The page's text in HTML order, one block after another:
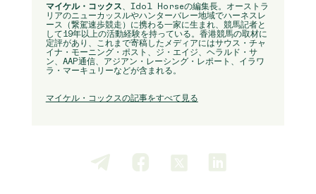
マイケル・コックス 、Idol Horseの編集長。オーストラ
リアのニューカッスルやハンターバレー地域でハーネスレ
ース（繋駕速歩競走）に携わる一家に生まれ、競馬記者と
して19年以上の活動経験を持っている。香港競馬の取材に
定評があり、これまで寄稿したメディアにはサウス・チャ
イナ・モーニング・ポスト、ジ・エイジ、ヘラルド・サ
ン、AAP通信、アジアン・レーシング・レポート、イラワ
ラ・マーキュリーなどが含まれる。
マイケル・コックスの記事をすべて見る